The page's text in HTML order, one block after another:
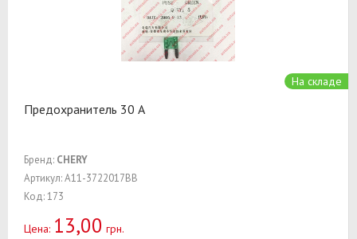
На складе
Предохранитель 30 A
Бренд: CHERY
Артикул: A11-3722017BB
Код: 173
Цена: 13,00 грн.